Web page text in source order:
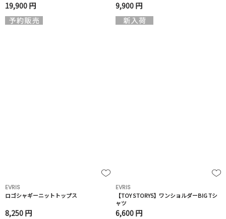
19,900 円 9,900 円
EVRIS
ロゴシャギーニットトップス
8,250 円
EVRIS
【TOY STORY5】ワンショルダーBIG Tシ
ャツ
6,600 円